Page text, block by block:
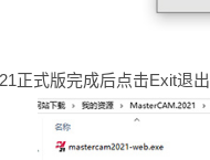
正式版完成后点击Exit退出